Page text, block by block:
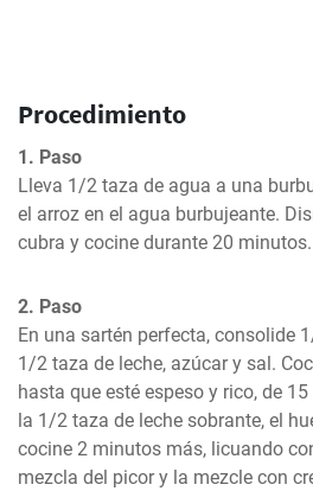
Procedimiento
1. Paso
Lleva 1/2 taza de agua a una
el arroz en el agua burbujeante.
cubra y cocine durante 20 minutos.
2. Paso
En una sartén perfecta, consolide
1/2 taza de leche, azúcar y sal.
hasta que esté espeso y rico, de
la 1/2 taza de leche sobrante, el
cocine 2 minutos más, licuando
mezcla del picor y la mezcle con